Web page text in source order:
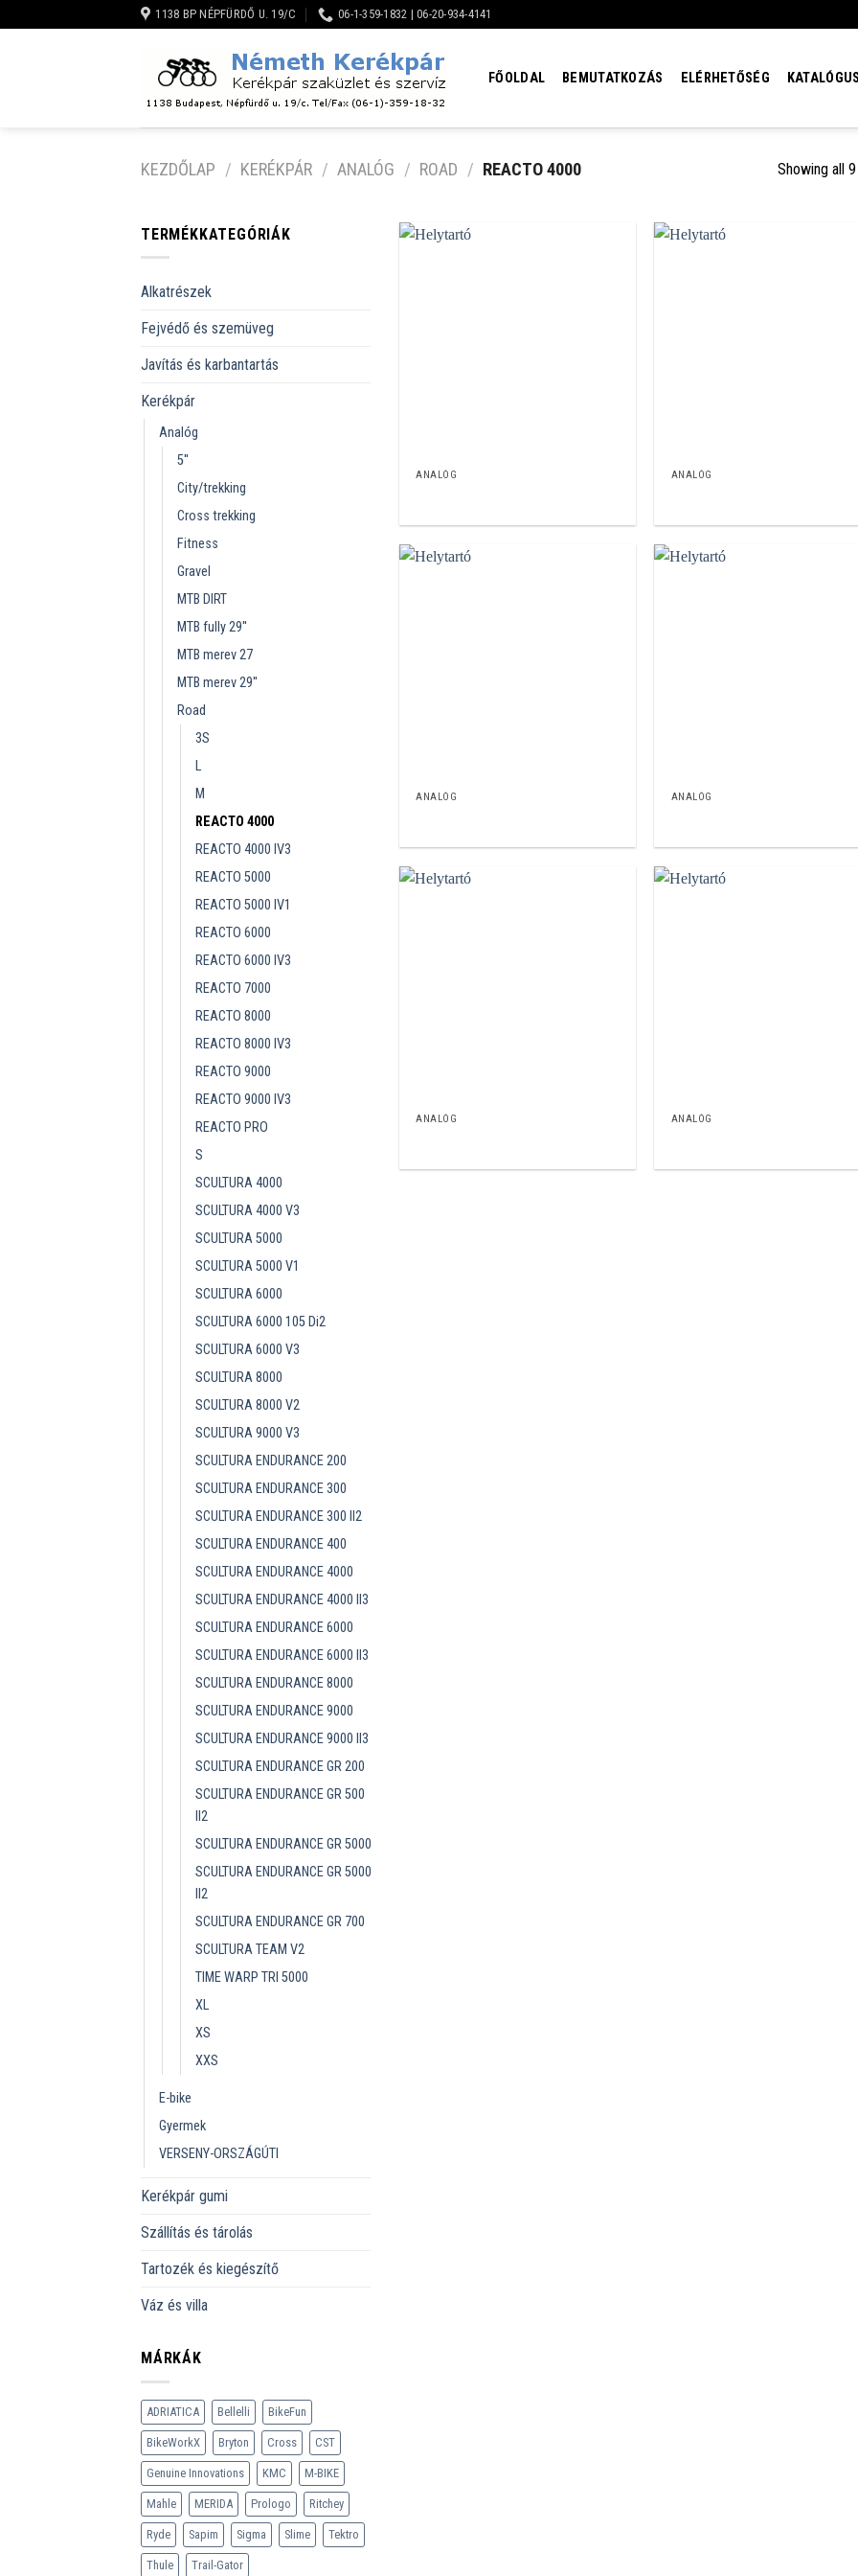
to
1138 BP NÉPFÜRDŐ U. 19/C 06-1-359-1832 | 06-20-934-4141
FŐOLDAL BEMUTATKOZÁS ELÉRHETŐSÉG KATALÓGUS
KEZDŐLAP / KERÉKPÁR / ANALÓG / ROAD / REACTO 4000 Showing all
TERMÉKKATEGÓRIÁK
Alkatrészek
Fejvédő és szemüveg
Javítás és karbantartás
Kerékpár
Analóg
5''
City/trekking
Cross trekking
Fitness
Gravel
MTB DIRT
MTB fully 29''
MTB merev 27
MTB merev 29''
Road
3S
L
M
REACTO 4000
REACTO 4000 IV3
REACTO 5000
REACTO 5000 IV1
REACTO 6000
REACTO 6000 IV3
REACTO 7000
REACTO 8000
REACTO 8000 IV3
REACTO 9000
REACTO 9000 IV3
REACTO PRO
S
SCULTURA 4000
SCULTURA 4000 V3
SCULTURA 5000
SCULTURA 5000 V1
SCULTURA 6000
SCULTURA 6000 105 Di2
SCULTURA 6000 V3
SCULTURA 8000
SCULTURA 8000 V2
SCULTURA 9000 V3
SCULTURA ENDURANCE 200
SCULTURA ENDURANCE 300
SCULTURA ENDURANCE 300 II2
SCULTURA ENDURANCE 400
SCULTURA ENDURANCE 4000
SCULTURA ENDURANCE 4000 II3
SCULTURA ENDURANCE 6000
SCULTURA ENDURANCE 6000 II3
SCULTURA ENDURANCE 8000
SCULTURA ENDURANCE 9000
SCULTURA ENDURANCE 9000 II3
SCULTURA ENDURANCE GR 200
SCULTURA ENDURANCE GR 500
II2
SCULTURA ENDURANCE GR 5000
SCULTURA ENDURANCE GR 5000
II2
SCULTURA ENDURANCE GR 700
SCULTURA TEAM V2
TIME WARP TRI 5000
XL
XS
XXS
E-bike
Gyermek
VERSENY-ORSZÁGÚTI
Kerékpár gumi
Szállítás és tárolás
Tartozék és kiegészítő
Váz és villa
MÁRKÁK
ADRIATICA Bellelli BikeFun
BikeWorkX Bryton Cross CST
Genuine Innovations KMC M-BIKE
Mahle MERIDA Prologo Ritchey
Ryde Sapim Sigma Slime Tektro
Thule Trail-Gator
ANALÓG ANALÓG
ANALÓG ANALÓG
ANALÓG ANALÓG